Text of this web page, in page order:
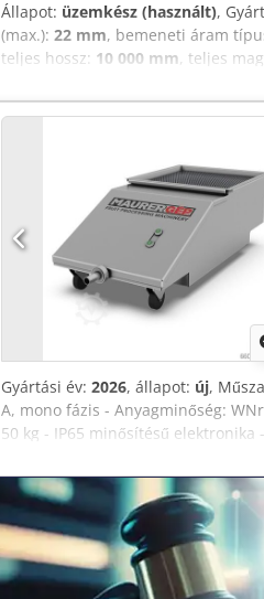
Állapot: üzemkész (használt),
(max.): 22 mm, bemeneti áram
teljes hossz: 10 000 mm, teljes
táskarugó gyártó gép eladó.
utánpótlás megoldott, és gyári
Budapesten van. Minden
technológiai lánchoz még kell
/ perc, 9 cm –től 18 centiig gyárt
a végső futószalagot is adom
összesen 3000 kg. Teherautóra
szétszereljük szállításra alkalmas
Gyártási év: 2026, állapot: új,
A, mono fázis - Anyagminőség:
50 kg - IP65 minősítésű
db beépített szintkapcsoló
Uorf Teljesen automatikus vagy
préselt levet, majd továbbítja a
gyártmányú gyümölcspréssel